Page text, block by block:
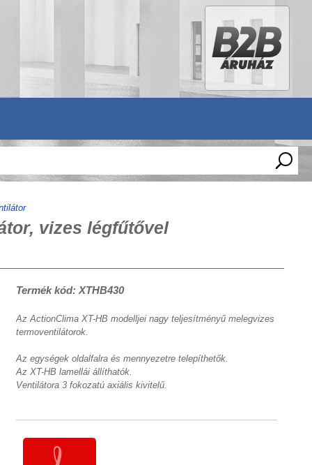
vizes légfűtővel
Termék kód: XTHB430
Az ActionClima XT-HB modelljei nagy teljesítményű melegvizes
termoventilátorok.
Az egységek oldalfalra és mennyezetre telepíthetők.
Az XT-HB lamellái állíthatók.
Ventilátora 3 fokozatú axiális kivitelű.